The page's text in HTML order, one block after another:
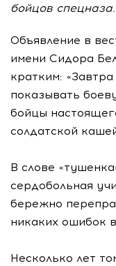
бойцов спецназа.
Объявление в
имени Сидора
кратким:
показывать
бойцы
солдатской
В слове
сердобольная
бережно
никаких ошибок
Несколько лет